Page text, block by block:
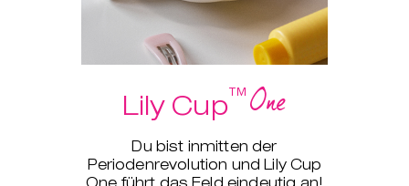
Lily Cup™One
Du bist inmitten der
Periodenrevolution und Lily Cup
One führt das Feld eindeutig an!